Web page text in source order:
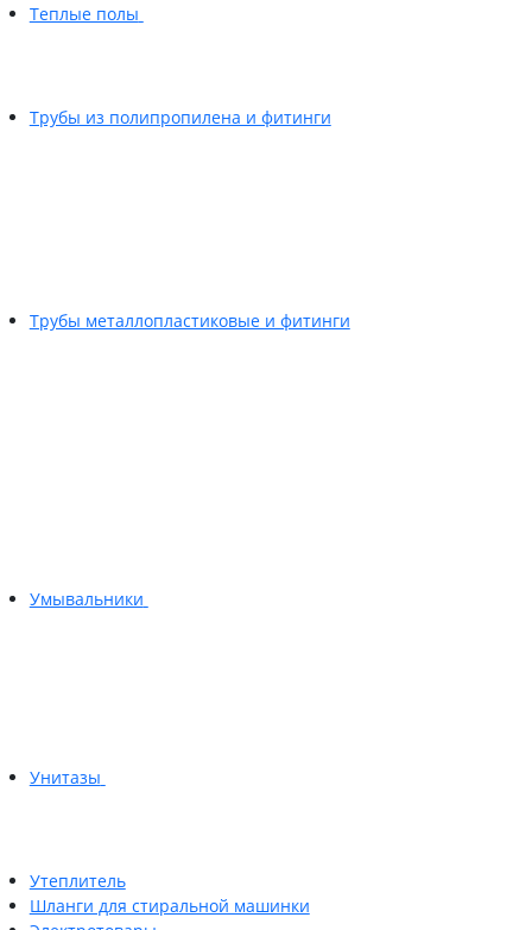
Теплые полы
Трубы из полипропилена и фитинги
Трубы металлопластиковые и фитинги
Умывальники
Унитазы
Утеплитель
Шланги для стиральной машинки